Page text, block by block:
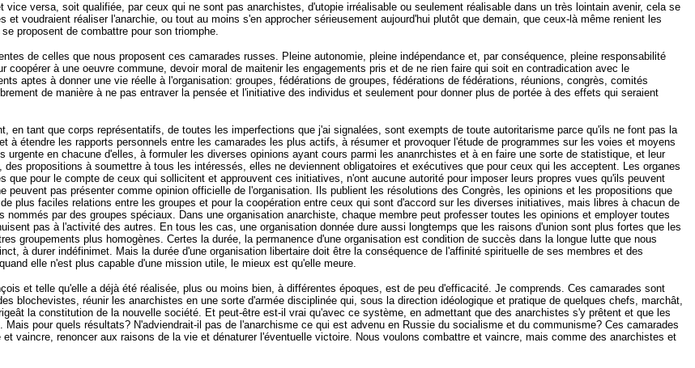
versa, soit qualifiée, par ceux qui ne sont pas anarchistes, d'utopie irréalisable ou seulement réalisable dans un très lointain avenir, cela se
voudraient réaliser l'anarchie, ou tout au moins s'en approcher sérieusement aujourd'hui plutôt que demain, que ceux-là même renient les
proposent de combattre pour son triomphe.
de celles que nous proposent ces camarades russes. Pleine autonomie, pleine indépendance et, par conséquence, pleine responsabilité
à une oeuvre commune, devoir moral de maitenir les engagements pris et de ne rien faire qui soit en contradication avec le
aptes à donner une vie réelle à l'organisation: groupes, fédérations de groupes, fédérations de fédérations, réunions, congrès, comités
de manière à ne pas entraver la pensée et l'initiative des individus et seulement pour donner plus de portée à des effets qui seraient
en tant que corps représentatifs, de toutes les imperfections que j'ai signalées, sont exempts de toute autoritarisme parce qu'ils ne font pas la
à étendre les rapports personnels entre les camarades les plus actifs, à résumer et provoquer l'étude de programmes sur les voies et moyens
en chacune d'elles, à formuler les diverses opinions ayant cours parmi les ananrchistes et à en faire une sorte de statistique, et leur
propositions à soumettre à tous les intéressés, elles ne deviennent obligatoires et exécutives que pour ceux qui les acceptent. Les organes
pour le compte de ceux qui sollicitent et approuvent ces initiatives, n'ont aucune autorité pour imposer leurs propres vues qu'ils peuvent
pas présenter comme opinion officielle de l'organisation. Ils publient les résolutions des Congrès, les opinions et les propositions que
plus faciles relations entre les groupes et pour la coopération entre ceux qui sont d'accord sur les diverses initiatives, mais libres à chacun de
par des groupes spéciaux. Dans une organisation anarchiste, chaque membre peut professer toutes les opinions et employer toutes
pas à l'activité des autres. En tous les cas, une organisation donnée dure aussi longtemps que les raisons d'union sont plus fortes que les
groupements plus homogènes. Certes la durée, la permanence d'une organisation est condition de succès dans la longue lutte que nous
à durer indéfinimet. Mais la durée d'une organisation libertaire doit être la conséquence de l'affinité spirituelle de ses membres et des
elle n'est plus capable d'une mission utile, le mieux est qu'elle meure.
et telle qu'elle a déjà été réalisée, plus ou moins bien, à différentes époques, est de peu d'efficacité. Je comprends. Ces camarades sont
blochevistes, réunir les anarchistes en une sorte d'armée disciplinée qui, sous la direction idéologique et pratique de quelques chefs, marchât,
la constitution de la nouvelle société. Et peut-être est-il vrai qu'avec ce système, en admettant que des anarchistes s'y prêtent et que les
pour quels résultats? N'adviendrait-il pas de l'anarchisme ce qui est advenu en Russie du socialisme et du communisme? Ces camarades
vaincre, renoncer aux raisons de la vie et dénaturer l'éventuelle victoire. Nous voulons combattre et vaincre, mais comme des anarchistes et